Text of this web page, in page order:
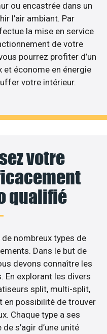
ou encastrée dans un
l’air ambiant. Par
la mise en service
de votre
pourrez profiter d’un
et économe en énergie
votre intérieur.
votre
qualifié
nombreux types de
Dans le but de
devons connaître les
En explorant les divers
split, multi-split,
en possibilité de trouver
Chaque type a ses
s’agir d’une unité